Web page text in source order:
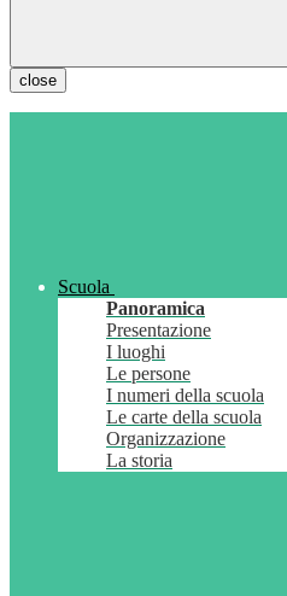
close
Scuola
Panoramica
Presentazione
I luoghi
Le persone
I numeri della scuola
Le carte della scuola
Organizzazione
La storia